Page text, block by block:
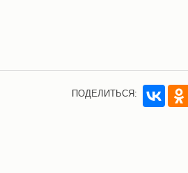
ПОДЕЛИТЬСЯ: